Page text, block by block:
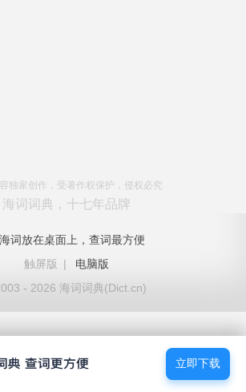
独家创作，受著作权保护，侵权必究
海词词典，十七年品牌
词放在桌面上，查词最方便
触屏版
|
电脑版
- 2026 海词词典(Dict.cn)
立即下载
立即下载